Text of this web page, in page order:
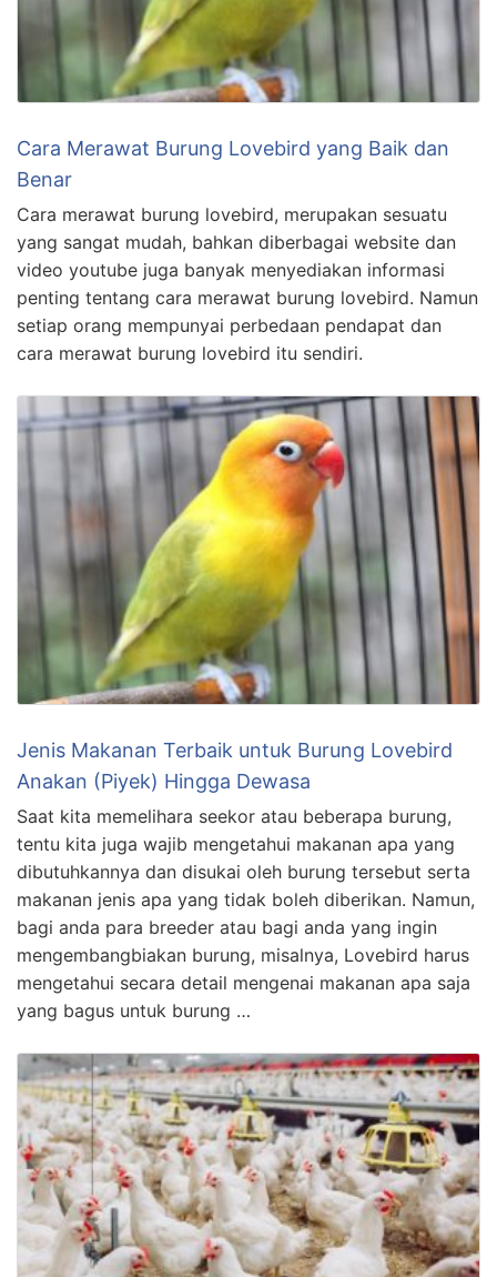
Cara Merawat Burung Lovebird yang Baik dan
Benar
Cara merawat burung lovebird, merupakan sesuatu
yang sangat mudah, bahkan diberbagai website dan
video youtube juga banyak menyediakan informasi
penting tentang cara merawat burung lovebird. Namun
setiap orang mempunyai perbedaan pendapat dan
cara merawat burung lovebird itu sendiri.
Jenis Makanan Terbaik untuk Burung Lovebird
Anakan (Piyek) Hingga Dewasa
Saat kita memelihara seekor atau beberapa burung,
tentu kita juga wajib mengetahui makanan apa yang
dibutuhkannya dan disukai oleh burung tersebut serta
makanan jenis apa yang tidak boleh diberikan. Namun,
bagi anda para breeder atau bagi anda yang ingin
mengembangbiakan burung, misalnya, Lovebird harus
mengetahui secara detail mengenai makanan apa saja
yang bagus untuk burung …